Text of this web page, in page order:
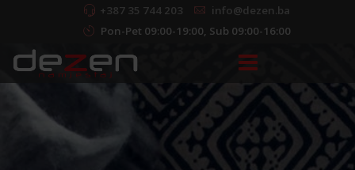
+387 35 744 203
info@dezen.ba
Pon-Pet 09:00-19:00, Sub 09:00-16:00